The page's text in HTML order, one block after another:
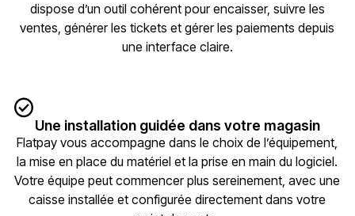
dispose d’un outil cohérent pour encaisser, suivre les
ventes, générer les tickets et gérer les paiements depuis
une interface claire.
Une installation guidée dans votre magasin
Flatpay vous accompagne dans le choix de l’équipement,
la mise en place du matériel et la prise en main du logiciel.
Votre équipe peut commencer plus sereinement, avec une
caisse installée et configurée directement dans votre